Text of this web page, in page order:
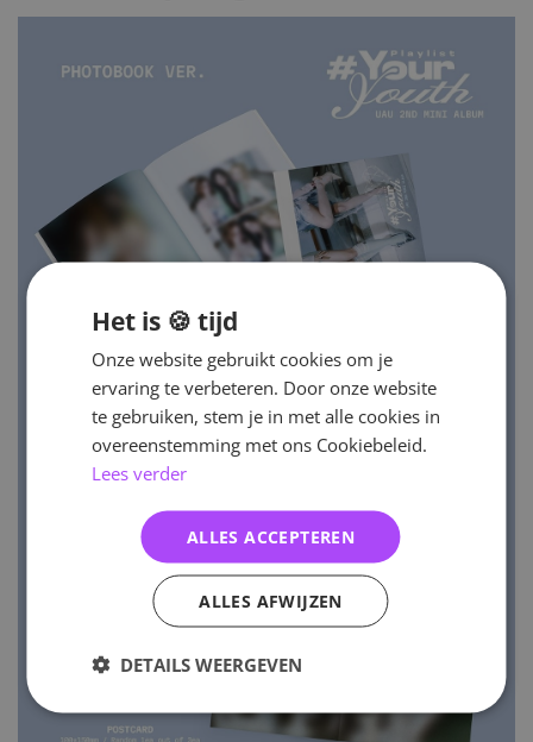
Het is 🍪 tijd
Onze website gebruikt cookies om je
ervaring te verbeteren. Door onze website
te gebruiken, stem je in met alle cookies in
overeenstemming met ons Cookiebeleid.
Lees verder
ALLES ACCEPTEREN
ALLES AFWIJZEN
DETAILS WEERGEVEN